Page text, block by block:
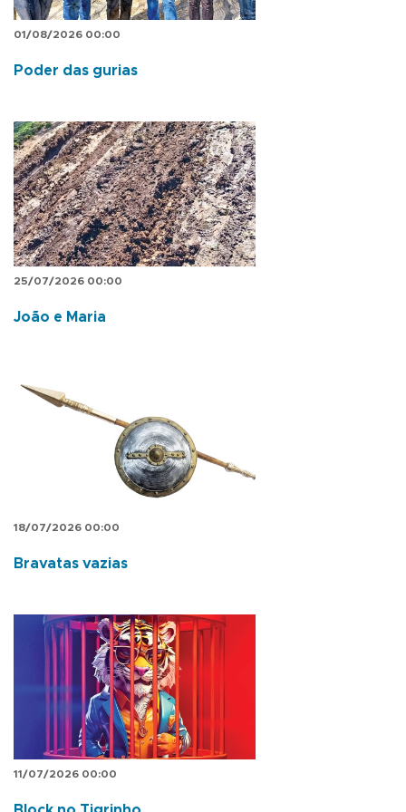
01/08/2026 00:00
Poder das gurias
25/07/2026 00:00
João e Maria
18/07/2026 00:00
Bravatas vazias
11/07/2026 00:00